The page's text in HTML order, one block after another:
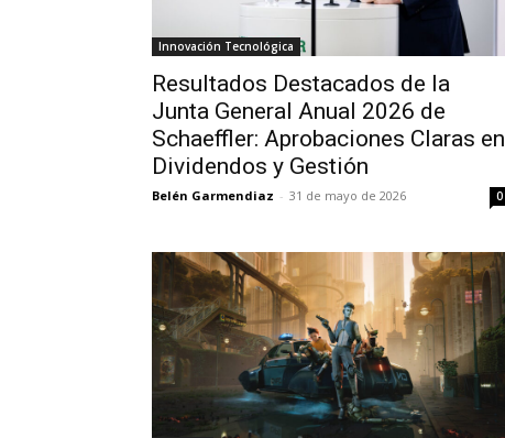
Innovación Tecnológica
Resultados Destacados de la
Junta General Anual 2026 de
Schaeffler: Aprobaciones Claras en
Dividendos y Gestión
Belén Garmendiaz - 31 de mayo de 2026 0